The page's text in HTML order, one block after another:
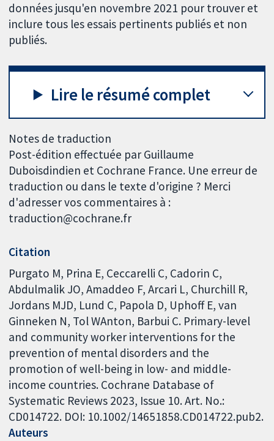
données jusqu'en novembre 2021 pour trouver et
inclure tous les essais pertinents publiés et non
publiés.
Lire le résumé complet
Notes de traduction
Post-édition effectuée par Guillaume
Duboisdindien et Cochrane France. Une erreur de
traduction ou dans le texte d'origine ? Merci
d'adresser vos commentaires à :
traduction@cochrane.fr
Citation
Purgato M, Prina E, Ceccarelli C, Cadorin C,
Abdulmalik JO, Amaddeo F, Arcari L, Churchill R,
Jordans MJD, Lund C, Papola D, Uphoff E, van
Ginneken N, Tol WAnton, Barbui C. Primary-level
and community worker interventions for the
prevention of mental disorders and the
promotion of well-being in low- and middle-
income countries. Cochrane Database of
Systematic Reviews 2023, Issue 10. Art. No.:
CD014722. DOI: 10.1002/14651858.CD014722.pub2.
Auteurs